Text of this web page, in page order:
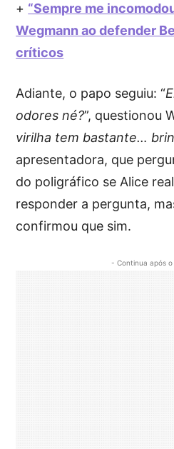
+ “Sempre me
Wegmann ao defender
críticos
Adiante, o papo seguiu: “
odores né?”, questionou
virilha tem bastante…
apresentadora, que
do poligráfico se Alice
responder a pergunta,
confirmou que sim.
- Continua após